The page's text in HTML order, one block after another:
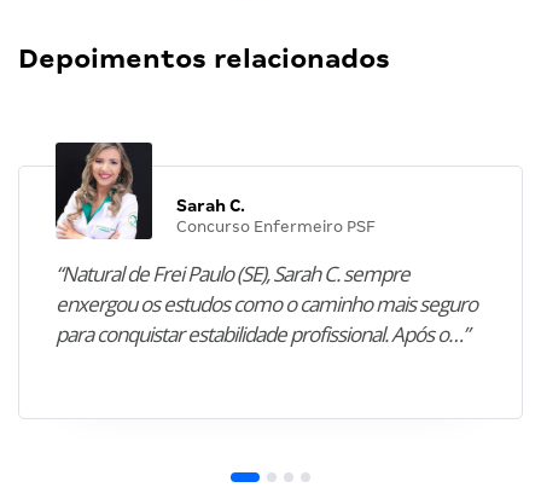
Depoimentos relacionados
Sarah C.
Concurso Enfermeiro PSF
“Natural de Frei Paulo (SE), Sarah C. sempre
enxergou os estudos como o caminho mais seguro
para conquistar estabilidade profissional. Após o…”